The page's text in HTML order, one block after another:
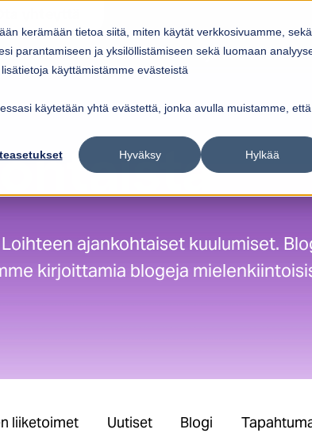
kerämään tietoa siitä, miten käytät verkkosivuamme, sekä
parantamiseen ja yksilöllistämiseen sekä luomaan
käyttämistämme evästeistä
käytetään yhtä evästettä, jonka avulla muistamme, että
Hyväksy Hylkää
forPalvelut
Show submenu forRatkaisut
Referenssit Ajankohtaista
ajankohtaiset kuulumiset.
kirjoittamia blogeja
liiketoimet Uutiset Blogi